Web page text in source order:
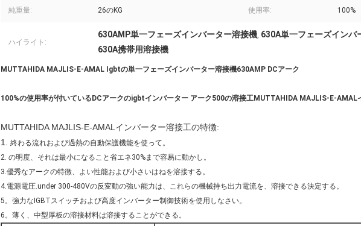
純重量: 26のKG 使用率: 100%
ハイライト:
630AMP単一フェーズインバーター溶接機, 630A単一フェーズインバ
630A携帯用溶接機
MUTTAHIDA MAJLIS-E-AMAL Igbtの単一フェーズインバーター溶接機630AMP DCアーク
100%の使用率が付いているDCアークのigbtインバーター アーク500の溶接工MUTTAHIDA MAJLIS-E-AMAL
MUTTAHIDA MAJLIS-E-AMALインバーター溶接工の特徴:
1. 終わる流れおよび過熱の自動保護機能を使って。
2. の明度、それは最小になること省エネ30%まで容易に動かし。
3.優秀なアークの特徴、よい性能および小さいはねを溶接する。
4.電源電圧.under 300-480Vの反変動の強い能力は、これらの機械持ち出力電流を、溶接できる決定する。
5。強力なIGBTスイッチおよび高度インバーター制御技術を使用しなさい。
6。薄く、中型厚板の溶接材料は溶接することができる。